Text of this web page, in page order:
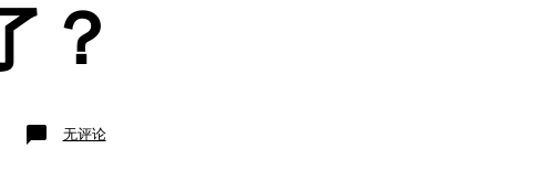
？
blogger
又
无评论